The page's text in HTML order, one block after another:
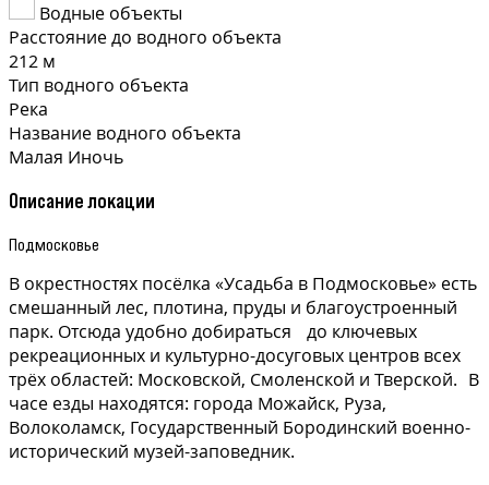
Водные объекты
Расстояние до водного объекта
212 м
Тип водного объекта
Река
Название водного объекта
Малая Иночь
Описание локации
Подмосковье
В окрестностях посёлка «Усадьба в Подмосковье» есть
смешанный лес, плотина, пруды и благоустроенный
парк. Отсюда удобно добираться до ключевых
рекреационных и культурно-досуговых центров всех
трёх областей: Московской, Смоленской и Тверской. В
часе езды находятся: города Можайск, Руза,
Волоколамск, Государственный Бородинский военно-
исторический музей-заповедник.